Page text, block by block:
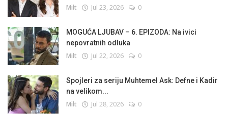
Milt Jul 23, 2026 0
MOGUĆA LJUBAV – 6. EPIZODA: Na ivici
nepovratnih odluka
Milt Jul 22, 2026 0
Spojleri za seriju Muhtemel Ask: Defne i Kadir
na velikom...
Milt Jul 28, 2026 0